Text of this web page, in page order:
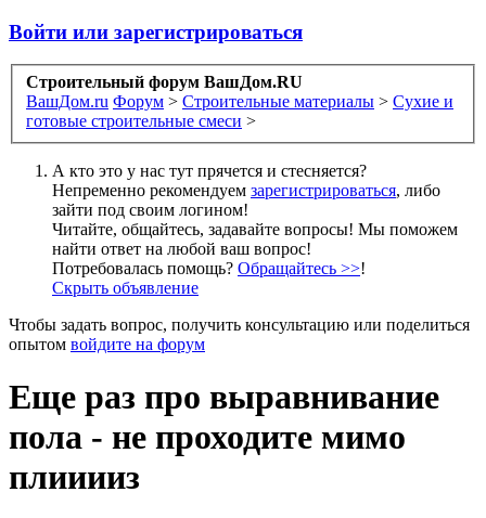
Войти или зарегистрироваться
Строительный форум ВашДом.RU
ВашДом.ru Форум > Строительные материалы > Сухие и
готовые строительные смеси >
А кто это у нас тут прячется и стесняется?
Непременно рекомендуем зарегистрироваться, либо
зайти под своим логином!
Читайте, общайтесь, задавайте вопросы! Мы поможем
найти ответ на любой ваш вопрос!
Потребовалась помощь? Обращайтесь >>!
Скрыть объявление
Чтобы задать вопрос, получить консультацию или поделиться
опытом войдите на форум
Еще раз про выравнивание
пола - не проходите мимо
плииииз